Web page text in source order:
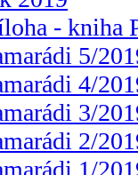
- kniha
5/
4/
3/
2/